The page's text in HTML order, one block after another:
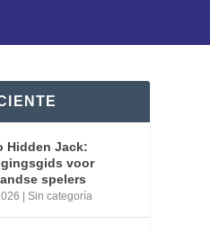
Hidden Jack:
voor
spelers
|Sin categoría